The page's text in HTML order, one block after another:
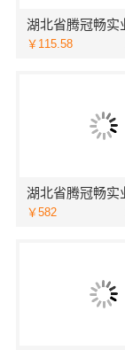
￥115.58
￥582